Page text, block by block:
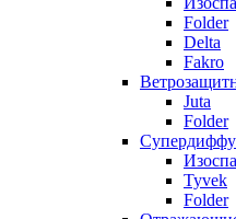
Folder
Delta
Fakro
Juta
Folder
Tyvek
Folder